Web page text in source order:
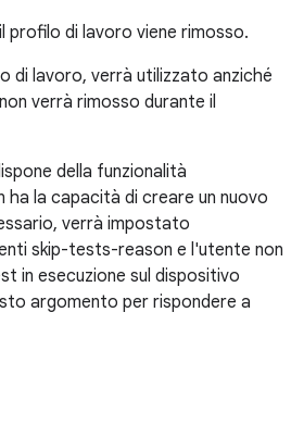
profilo di lavoro viene rimosso.
di lavoro, verrà utilizzato anziché
verrà rimosso durante il
della funzionalità
ha la capacità di creare un nuovo
verrà impostato
skip-tests-reason e l'utente non
in esecuzione sul dispositivo
argomento per rispondere a